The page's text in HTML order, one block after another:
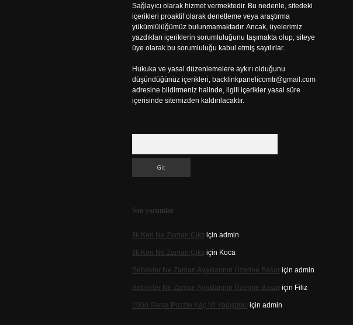
Sağlayıcı olarak hizmet vermektedir. Bu nedenle, sitedeki
içerikleri proaktif olarak denetleme veya araştırma
yükümlülüğümüz bulunmamaktadır. Ancak, üyelerimiz
yazdıkları içeriklerin sorumluluğunu taşımakta olup, siteye
üye olarak bu sorumluluğu kabul etmiş sayılırlar.
Hukuka ve yasal düzenlemelere aykırı olduğunu
düşündüğünüz içerikleri, backlinkpanelicomtr@gmail.com
adresine bildirmeniz halinde, ilgili içerikler yasal süre
içerisinde sitemizden kaldırılacaktır.
Son yorumlar
Ilk Ken Ne Zaman Çıktı için admin
Ilk Ken Ne Zaman Çıktı için Koca
Bebekler Ne Zaman Ayaklarının Üzerine Basariçin admin
Bebekler Ne Zaman Ayaklarının Üzerine Basariçin Filiz
1000 Parça Puzzle Kaç Ml Yapıştırıcı için admin